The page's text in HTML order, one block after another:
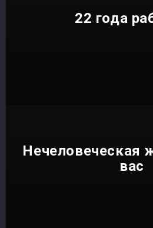
22 года
Нечеловеческая
вас